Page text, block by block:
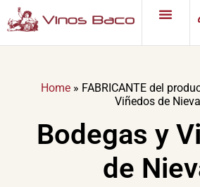
Home » FABRICANTE del
Viñedos de Nieva
Bodegas y
de